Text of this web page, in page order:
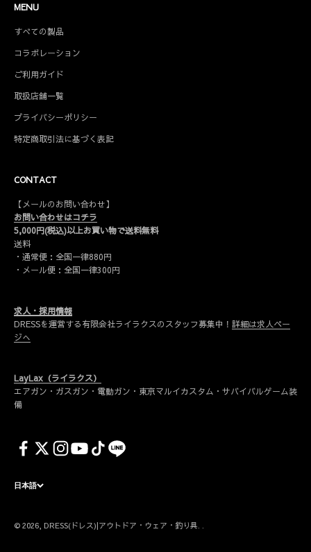
MENU
すべての製品
コラボレーション
ご利用ガイド
取扱店舗一覧
プライバシーポリシー
特定商取引法に基づく表記
CONTACT
【メールのお問い合わせ】
お問い合わせはコチラ
5,000円(税込)以上お買い物で送料無料
送料
・通常便：全国一律880円
・メール便：全国一律300円
求人・採用情報
DRESSを運営する有限会社ライラクスのスタッフ募集中！ 詳細は求人ペー
ジへ
LayLax（ライラクス）
エアガン・ガスガン・電動ガン・東京マルイカスタム・サバイバルゲーム装
備
日本語
© 2026, DRESS(ドレス)|アウトドア・ウェア・釣り具. .